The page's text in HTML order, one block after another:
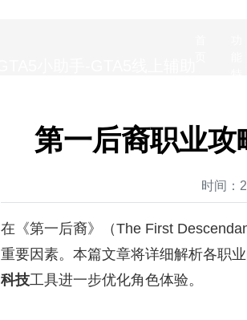
第一后裔职业
时间：
在《第一后裔》（The First
重要因素。本篇文章将详细解析各职
科技工具进一步优化角色体验。